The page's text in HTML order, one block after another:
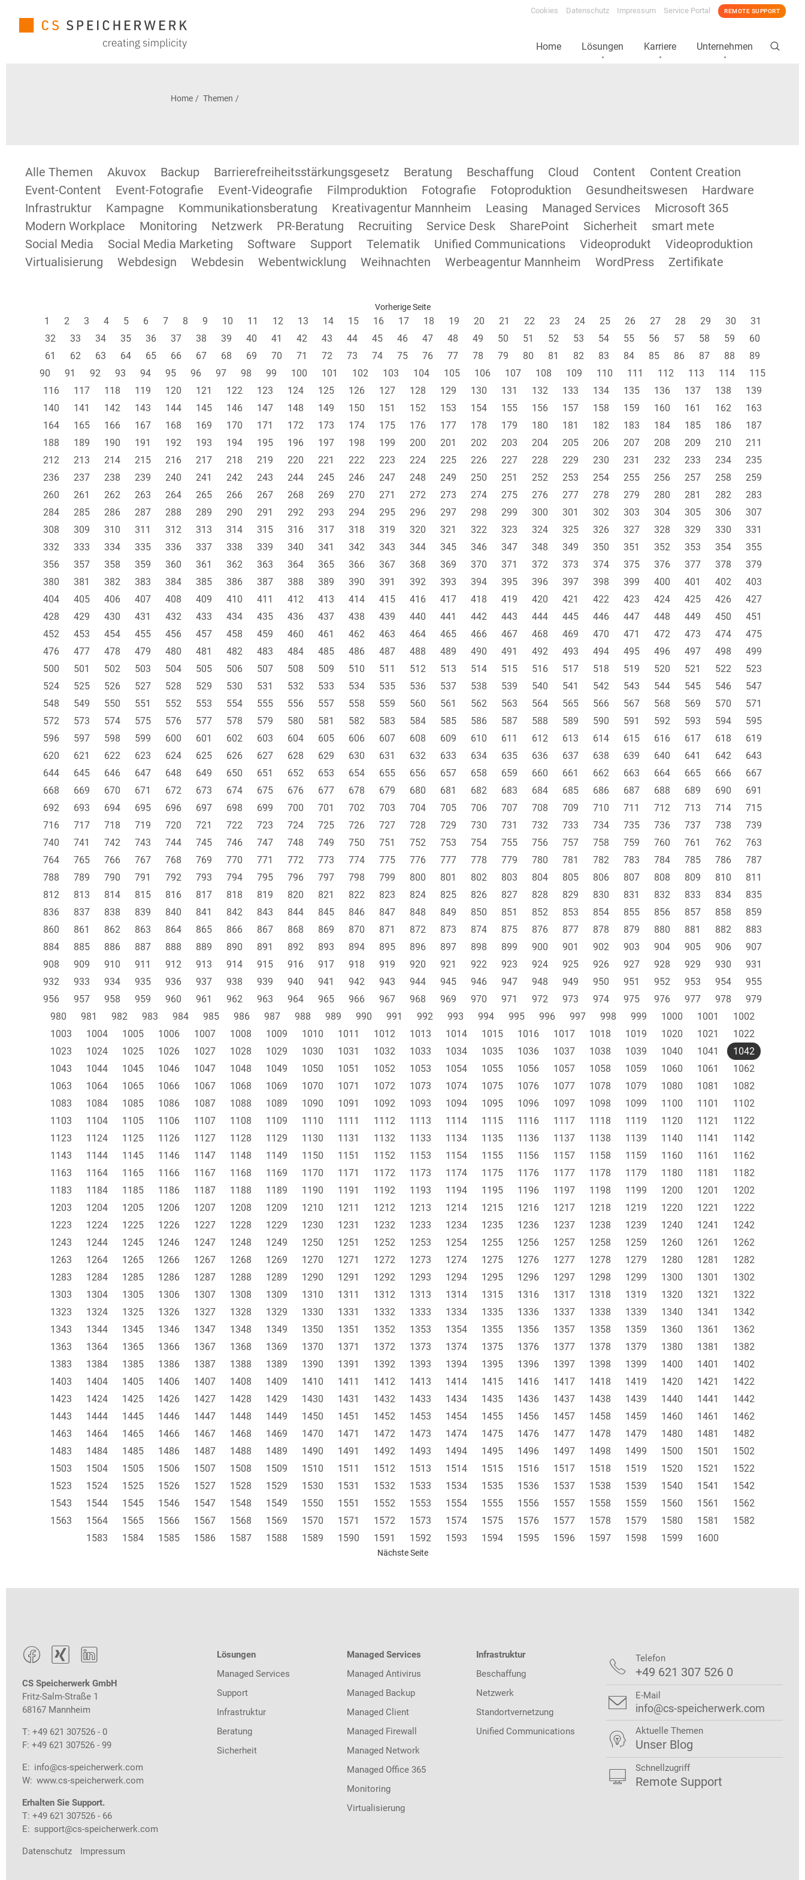
Cookies Datenschutz Impressum Service Portal REMOTE SUPPORT
Home Lösungen Karriere Unternehmen
Home Themen
Alle Themen Akuvox Backup Barrierefreiheitsstärkungsgesetz Beratung Beschaffung Cloud Content
Content Creation
Event-Content
Event-Fotografie Event-Videografie Filmproduktion Fotografie Fotoproduktion Gesundheitswesen
Hardware
Infrastruktur
Kampagne Kommunikationsberatung Kreativagentur Mannheim Leasing Managed Services
Microsoft 365
Modern Workplace
Monitoring Netzwerk PR-Beratung Recruiting Service Desk SharePoint Sicherheit
smart mete
Social Media
Social Media Marketing Software Support Telematik Unified Communications Videoprodukt
Videoproduktion
Virtualisierung
Webdesign Webdesin Webentwicklung Weihnachten Werbeagentur Mannheim WordPress Zertifikate
Vorherige Seite
1 2 3 4 5 6 7 8 9 10 11 12 13 14 15 16 17 18 19 20 21 22 23 24 25 26 27 28 29 30
31
32
33 34 35 36 37 38 39 40 41 42 43 44 45 46 47 48 49 50 51 52 53 54 55 56 57 58 59
60
61
62 63 64 65 66 67 68 69 70 71 72 73 74 75 76 77 78 79 80 81 82 83 84 85 86 87 88
89
90
91 92 93 94 95 96 97 98 99 100 101 102 103 104 105 106 107 108 109 110 111 112 113 114
115
116
117 118 119 120 121 122 123 124 125 126 127 128 129 130 131 132 133 134 135 136 137 138
139
140
141 142 143 144 145 146 147 148 149 150 151 152 153 154 155 156 157 158 159 160 161 162
163
164
165 166 167 168 169 170 171 172 173 174 175 176 177 178 179 180 181 182 183 184 185 186
187
188
189 190 191 192 193 194 195 196 197 198 199 200 201 202 203 204 205 206 207 208 209 210
211
212
213 214 215 216 217 218 219 220 221 222 223 224 225 226 227 228 229 230 231 232 233 234
235
236
237 238 239 240 241 242 243 244 245 246 247 248 249 250 251 252 253 254 255 256 257 258
259
260
261 262 263 264 265 266 267 268 269 270 271 272 273 274 275 276 277 278 279 280 281 282
283
284
285 286 287 288 289 290 291 292 293 294 295 296 297 298 299 300 301 302 303 304 305 306
307
308
309 310 311 312 313 314 315 316 317 318 319 320 321 322 323 324 325 326 327 328 329 330
331
332
333 334 335 336 337 338 339 340 341 342 343 344 345 346 347 348 349 350 351 352 353 354
355
356
357 358 359 360 361 362 363 364 365 366 367 368 369 370 371 372 373 374 375 376 377 378
379
380
381 382 383 384 385 386 387 388 389 390 391 392 393 394 395 396 397 398 399 400 401 402
403
404
405 406 407 408 409 410 411 412 413 414 415 416 417 418 419 420 421 422 423 424 425 426
427
428
429 430 431 432 433 434 435 436 437 438 439 440 441 442 443 444 445 446 447 448 449 450
451
452
453 454 455 456 457 458 459 460 461 462 463 464 465 466 467 468 469 470 471 472 473 474
475
476
477 478 479 480 481 482 483 484 485 486 487 488 489 490 491 492 493 494 495 496 497 498
499
500
501 502 503 504 505 506 507 508 509 510 511 512 513 514 515 516 517 518 519 520 521 522
523
524
525 526 527 528 529 530 531 532 533 534 535 536 537 538 539 540 541 542 543 544 545 546
547
548
549 550 551 552 553 554 555 556 557 558 559 560 561 562 563 564 565 566 567 568 569 570
571
572
573 574 575 576 577 578 579 580 581 582 583 584 585 586 587 588 589 590 591 592 593 594
595
596
597 598 599 600 601 602 603 604 605 606 607 608 609 610 611 612 613 614 615 616 617 618
619
620
621 622 623 624 625 626 627 628 629 630 631 632 633 634 635 636 637 638 639 640 641 642
643
644
645 646 647 648 649 650 651 652 653 654 655 656 657 658 659 660 661 662 663 664 665 666
667
668
669 670 671 672 673 674 675 676 677 678 679 680 681 682 683 684 685 686 687 688 689 690
691
692
693 694 695 696 697 698 699 700 701 702 703 704 705 706 707 708 709 710 711 712 713 714
715
716
717 718 719 720 721 722 723 724 725 726 727 728 729 730 731 732 733 734 735 736 737 738
739
740
741 742 743 744 745 746 747 748 749 750 751 752 753 754 755 756 757 758 759 760 761 762
763
764
765 766 767 768 769 770 771 772 773 774 775 776 777 778 779 780 781 782 783 784 785 786
787
788
789 790 791 792 793 794 795 796 797 798 799 800 801 802 803 804 805 806 807 808 809 810
811
812
813 814 815 816 817 818 819 820 821 822 823 824 825 826 827 828 829 830 831 832 833 834
835
836
837 838 839 840 841 842 843 844 845 846 847 848 849 850 851 852 853 854 855 856 857 858
859
860
861 862 863 864 865 866 867 868 869 870 871 872 873 874 875 876 877 878 879 880 881 882
883
884
885 886 887 888 889 890 891 892 893 894 895 896 897 898 899 900 901 902 903 904 905 906
907
908
909 910 911 912 913 914 915 916 917 918 919 920 921 922 923 924 925 926 927 928 929 930
931
932
933 934 935 936 937 938 939 940 941 942 943 944 945 946 947 948 949 950 951 952 953 954
955
956
957 958 959 960 961 962 963 964 965 966 967 968 969 970 971 972 973 974 975 976 977 978
979
980
981 982 983 984 985 986 987 988 989 990 991 992 993 994 995 996 997 998 999 1000 1001
1002
1003
1004 1005 1006 1007 1008 1009 1010 1011 1012 1013 1014 1015 1016 1017 1018 1019 1020 1021
1022
1023
1024 1025 1026 1027 1028 1029 1030 1031 1032 1033 1034 1035 1036 1037 1038 1039 1040 1041
1042
1043
1044 1045 1046 1047 1048 1049 1050 1051 1052 1053 1054 1055 1056 1057 1058 1059 1060 1061
1062
1063
1064 1065 1066 1067 1068 1069 1070 1071 1072 1073 1074 1075 1076 1077 1078 1079 1080 1081
1082
1083
1084 1085 1086 1087 1088 1089 1090 1091 1092 1093 1094 1095 1096 1097 1098 1099 1100 1101
1102
1103
1104 1105 1106 1107 1108 1109 1110 1111 1112 1113 1114 1115 1116 1117 1118 1119 1120 1121
1122
1123
1124 1125 1126 1127 1128 1129 1130 1131 1132 1133 1134 1135 1136 1137 1138 1139 1140 1141
1142
1143
1144 1145 1146 1147 1148 1149 1150 1151 1152 1153 1154 1155 1156 1157 1158 1159 1160 1161
1162
1163
1164 1165 1166 1167 1168 1169 1170 1171 1172 1173 1174 1175 1176 1177 1178 1179 1180 1181
1182
1183
1184 1185 1186 1187 1188 1189 1190 1191 1192 1193 1194 1195 1196 1197 1198 1199 1200 1201
1202
1203
1204 1205 1206 1207 1208 1209 1210 1211 1212 1213 1214 1215 1216 1217 1218 1219 1220 1221
1222
1223
1224 1225 1226 1227 1228 1229 1230 1231 1232 1233 1234 1235 1236 1237 1238 1239 1240 1241
1242
1243
1244 1245 1246 1247 1248 1249 1250 1251 1252 1253 1254 1255 1256 1257 1258 1259 1260 1261
1262
1263
1264 1265 1266 1267 1268 1269 1270 1271 1272 1273 1274 1275 1276 1277 1278 1279 1280 1281
1282
1283
1284 1285 1286 1287 1288 1289 1290 1291 1292 1293 1294 1295 1296 1297 1298 1299 1300 1301
1302
1303
1304 1305 1306 1307 1308 1309 1310 1311 1312 1313 1314 1315 1316 1317 1318 1319 1320 1321
1322
1323
1324 1325 1326 1327 1328 1329 1330 1331 1332 1333 1334 1335 1336 1337 1338 1339 1340 1341
1342
1343
1344 1345 1346 1347 1348 1349 1350 1351 1352 1353 1354 1355 1356 1357 1358 1359 1360 1361
1362
1363
1364 1365 1366 1367 1368 1369 1370 1371 1372 1373 1374 1375 1376 1377 1378 1379 1380 1381
1382
1383
1384 1385 1386 1387 1388 1389 1390 1391 1392 1393 1394 1395 1396 1397 1398 1399 1400 1401
1402
1403
1404 1405 1406 1407 1408 1409 1410 1411 1412 1413 1414 1415 1416 1417 1418 1419 1420 1421
1422
1423
1424 1425 1426 1427 1428 1429 1430 1431 1432 1433 1434 1435 1436 1437 1438 1439 1440 1441
1442
1443
1444 1445 1446 1447 1448 1449 1450 1451 1452 1453 1454 1455 1456 1457 1458 1459 1460 1461
1462
1463
1464 1465 1466 1467 1468 1469 1470 1471 1472 1473 1474 1475 1476 1477 1478 1479 1480 1481
1482
1483
1484 1485 1486 1487 1488 1489 1490 1491 1492 1493 1494 1495 1496 1497 1498 1499 1500 1501
1502
1503
1504 1505 1506 1507 1508 1509 1510 1511 1512 1513 1514 1515 1516 1517 1518 1519 1520 1521
1522
1523
1524 1525 1526 1527 1528 1529 1530 1531 1532 1533 1534 1535 1536 1537 1538 1539 1540 1541
1542
1543
1544 1545 1546 1547 1548 1549 1550 1551 1552 1553 1554 1555 1556 1557 1558 1559 1560 1561
1562
1563
1564 1565 1566 1567 1568 1569 1570 1571 1572 1573 1574 1575 1576 1577 1578 1579 1580 1581
1582
1583
1584 1585 1586 1587 1588 1589 1590 1591 1592 1593 1594 1595 1596 1597 1598 1599 1600
Nächste Seite
  
CS Speicherwerk GmbH
Fritz-Salm-Straße 1
68167 Mannheim
T: +49 621 307526 - 0
F: +49 621 307526 - 99
E: info@cs-speicherwerk.com
W: www.cs-speicherwerk.com
Erhalten Sie Support.
T: +49 621 307526 - 66
E: support@cs-speicherwerk.com
Datenschutz Impressum
Lösungen
Managed Services
Support
Infrastruktur
Beratung
Sicherheit
Managed Services
Managed Antivirus
Managed Backup
Managed Client
Managed Firewall
Managed Network
Managed Office 365
Monitoring
Virtualisierung
Infrastruktur
Beschaffung
Netzwerk
Standortvernetzung
Unified Communications
 Telefon
+49 621 307 526 0
 E-Mail
info@cs-speicherwerk.com
 Aktuelle Themen
Unser Blog
 Schnellzugriff
Remote Support